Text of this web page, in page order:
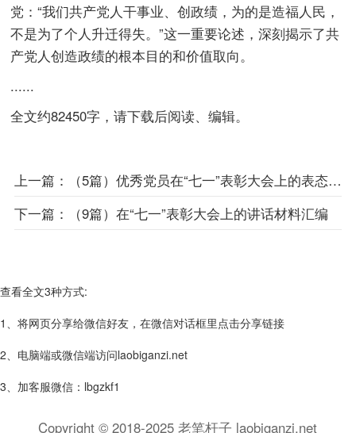
党：“我们共产党人干事业、创政绩，为的是造福人民，
不是为了个人升迁得失。”这一重要论述，深刻揭示了共
产党人创造政绩的根本目的和价值取向。
......
全文约82450字，请下载后阅读、编辑。
上一篇：
（5篇）优秀党员在“七一”表彰大会上的表态发言
下一篇：
（9篇）在“七一”表彰大会上的讲话材料汇编
查看全文3种方式:
1、将网页分享给微信好友，在微信对话框里点击分享链接
2、电脑端或微信端访问laobiganzi.net
3、加客服微信：lbgzkf1
Copyright © 2018-2025 老笔杆子 laobiganzi.net